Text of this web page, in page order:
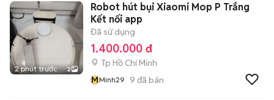
2 phút trước 2
Robot hút bụi Xiaomi Mop P Trắng
Kết nối app
Đã sử dụng
1.400.000 đ
Tp Hồ Chí Minh
MMinh29 9 đã bán